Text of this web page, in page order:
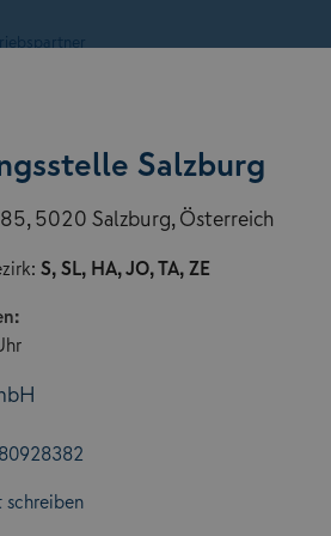
Salzburg
5020 Salzburg, Österreich
S, SL, HA, JO, TA, ZE